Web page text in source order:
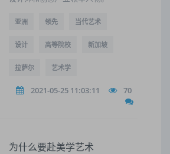
亚洲 领先 当代艺术
设计 高等院校 新加坡
拉萨尔 艺术学
2021-05-25 11:03:11 70
为什么要赴美学艺术